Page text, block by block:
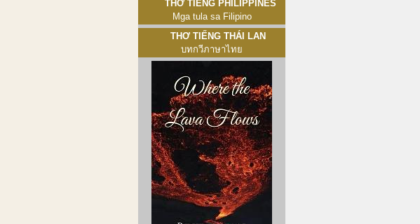
Thơ tiếng Philippines
Mga tula sa Filipino
Thơ tiếng Thái Lan
บทกวีภาษาไทย